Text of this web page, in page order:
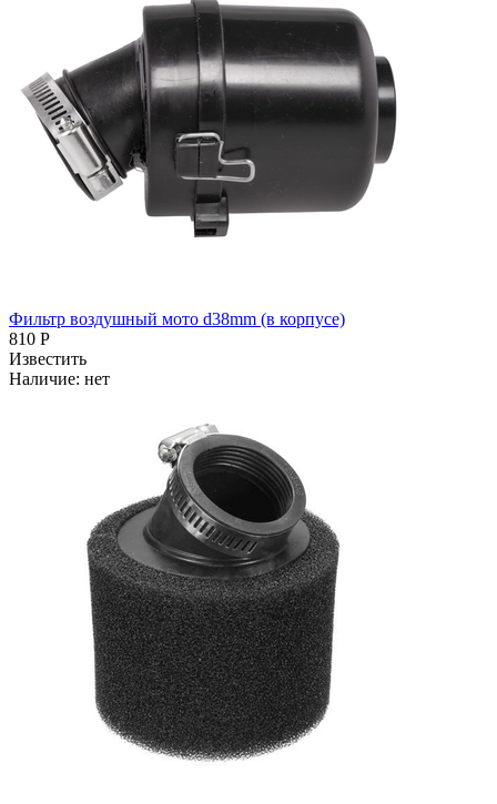
Фильтр воздушный мото d38mm (в корпусе)
810 Р
Известить
Наличие: нет